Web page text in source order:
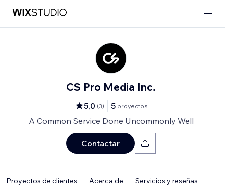
CS Pro Media Inc.
5,0 (3) 5 proyectos
A Common Service Done Uncommonly Well
Contactar
Proyectos de clientes Acerca de Servicios y reseñas